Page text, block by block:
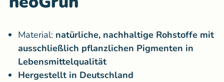
Material: natürliche, nachhaltige Rohstoffe mit
ausschließlich pflanzlichen Pigmenten in
Lebensmittelqualität
Hergestellt in Deutschland